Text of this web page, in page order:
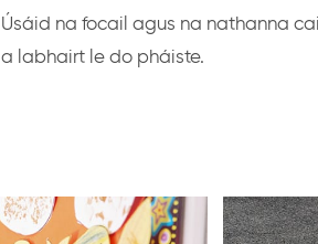
Úsáid na focail agus na nathanna
a labhairt le do pháiste.